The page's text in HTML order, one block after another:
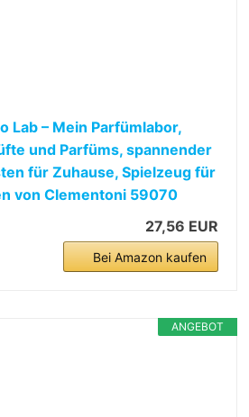
Lab – Mein Parfümlabor,
und Parfüms, spannender
für Zuhause, Spielzeug für
von Clementoni 59070
27,56 EUR
Bei Amazon kaufen
ANGEBOT